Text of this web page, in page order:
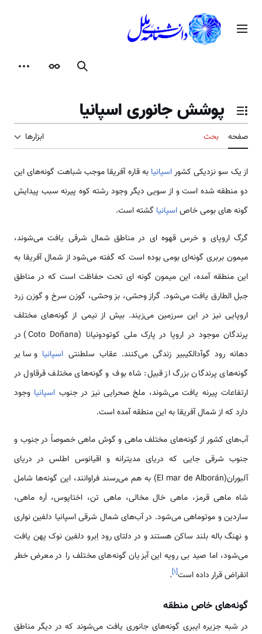
اصلی
جستجوظاهر ابزارهای شخصی
وضعیت فهرست محتویات
پوشش جانوری اسپانیا
بحث
سو نزدیکی کشوراسپانیابه قاره آفریقا موجب شباهت گونه‌های این
شده است و از سویی دیگر وجود رشته کوه پیرنه سبب پیدایش
های بومی خاصاسپانیاگشته است.
اروپای و خرس قهوه ای در مناطق شمال شرقی یافت می‌شوند،
بربری گونه‌ای بومی بوده است که گفته می‌شود از شمال آفریقا به
منطقه آمده، این میمون گونه ای تحت حفاظت است که در مناطق
یافت می‌شود. گراز وحشی، بز وحشی، گوزن سرخ و گوزن زرد
نیز در این سرزمین می‌زیند. بیش از نیمی از گونه‌های مختلف
پرندگان موجود در اروپا در پارک ملی کوتودونیانا (Coto Doñana) در
رود گوآدالکیبیر زندگی می‌کنند. عقاب سلطنتیاسپانیاو سایر
پرندگان بزرگ از قبیل: شاه بوف و گونه‌های مختلف قرقاول در
پیرنه یافت می‌شوند، ملخ صحرایی نیز در جنوباسپانیاوجود
که از شمال آفریقا به این منطقه آمده است.
کشور از گونه‌های مختلف ماهی و گوش ماهی خصوصاً در جنوب و
شرقی جایی که دریای مدیترانه و اقیانوس اطلس در دریای
آلبوران(El mar de Alborán) به هم می‌رسند فراوانند، این گونه‌ها شامل
ماهی قرمز، ماهی خال مخالی، ماهی تن، اختاپوس، اَره ماهی،
و موتوماهی می‌شود. در آب‌های شمال شرقی اسپانیا دلفین نواری
باله بلند ساکن هستند و در دلتای رود اِبرو دلفین نوک پهن یافت
اما صید بی رویه این آبزیان گونه‌های مختلف را در معرض خطر
قرار داده است[۱.
خاص منطقه
جزیره ایبری گونه‌های جانوری یافت می‌شوند که در دیگر مناطق